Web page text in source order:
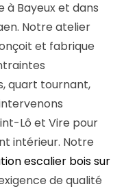
à Bayeux et dans
Notre atelier
et fabrique
quart tournant,
Lô et Vire pour
intérieur. Notre
escalier bois sur
de qualité